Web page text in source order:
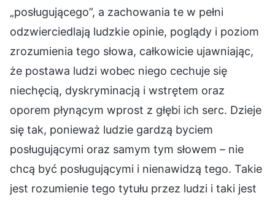
„posługującego”, a zachowania te w pełni
odzwierciedlają ludzkie opinie, poglądy i poziom
zrozumienia tego słowa, całkowicie ujawniając,
że postawa ludzi wobec niego cechuje się
niechęcią, dyskryminacją i wstrętem oraz
oporem płynącym wprost z głębi ich serc. Dzieje
się tak, ponieważ ludzie gardzą byciem
posługującymi oraz samym tym słowem – nie
chcą być posługującymi i nienawidzą tego. Takie
jest rozumienie tego tytułu przez ludzi i taki jest